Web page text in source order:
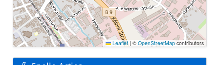
Leaflet | © OpenStreetMapcontributors